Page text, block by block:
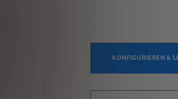
KONFIGURIEREN &